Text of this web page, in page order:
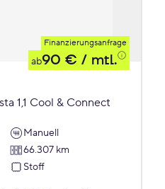
Finanzierungsanfrage
ab90 € / mtl.
1,1 Cool & Connect
Manuell
66.307 km
Stoff